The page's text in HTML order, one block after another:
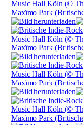
Maxïmo Park
Maxïmo Park
Maxïmo Park
Maxïmo Park